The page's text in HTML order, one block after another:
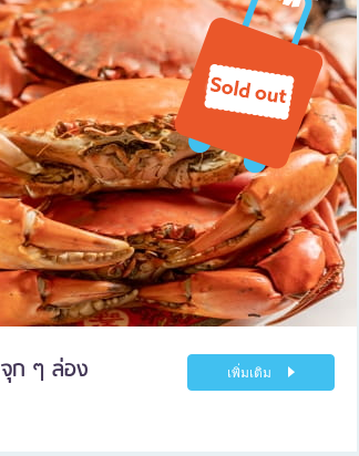
ก ๆ ล่อง
เพิ่มเติม